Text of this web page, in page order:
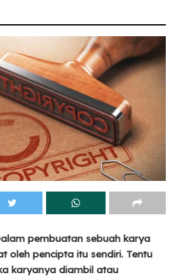
pembuatan sebuah karya
oleh pencipta itu sendiri. Tentu
karyanya diambil atau